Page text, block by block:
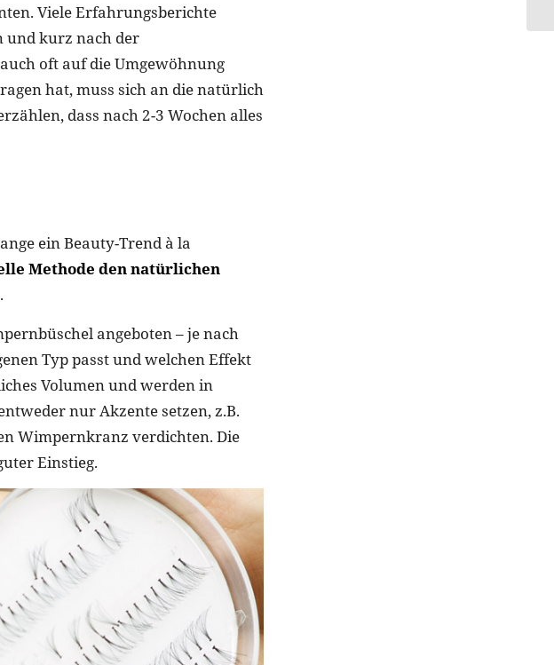
Viele Erfahrungsberichte
und kurz nach der
oft auf die Umgewöhnung
hat, muss sich an die natürlich
dass nach 2-3 Wochen alles
ein Beauty-Trend à la
Methode den natürlichen
.
angeboten – je nach
Typ passt und welchen Effekt
Volumen und werden in
nur Akzente setzen, z.B.
Wimpernkranz verdichten. Die
Einstieg.